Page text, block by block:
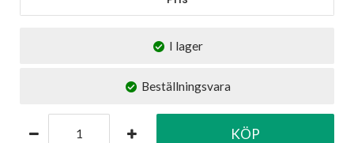
I lager
Beställningsvara
KÖP